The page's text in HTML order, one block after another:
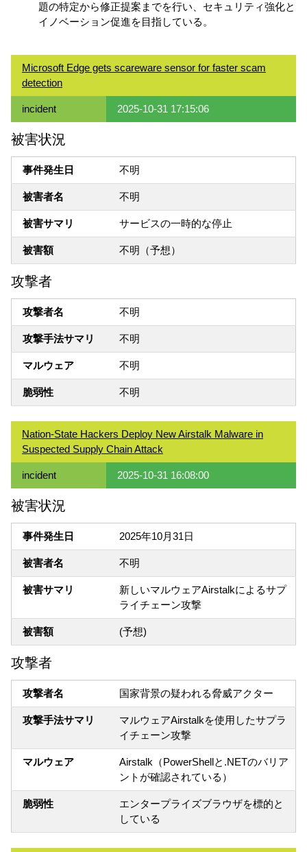
題の特定から修正提案までを行い、セキュリティ強化と
イノベーション促進を目指している。
Microsoft Edge gets scareware sensor for faster scam
detection
incident 2025-10-31 17:15:06
被害状況
事件発生日 不明
被害者名 不明
被害サマリ サービスの一時的な停止
被害額 不明（予想）
攻撃者
攻撃者名 不明
攻撃手法サマリ 不明
マルウェア 不明
脆弱性 不明
Nation-State Hackers Deploy New Airstalk Malware in
Suspected Supply Chain Attack
incident 2025-10-31 16:08:00
被害状況
事件発生日 2025年10月31日
被害者名 不明
被害サマリ
新しいマルウェアAirstalkによるサプ
ライチェーン攻撃
被害額 (予想)
攻撃者
攻撃者名 国家背景の疑われる脅威アクター
攻撃手法サマリ
マルウェアAirstalkを使用したサプラ
イチェーン攻撃
マルウェア
Airstalk（PowerShellと.NETのバリア
ントが確認されている）
脆弱性
エンタープライズブラウザを標的と
している